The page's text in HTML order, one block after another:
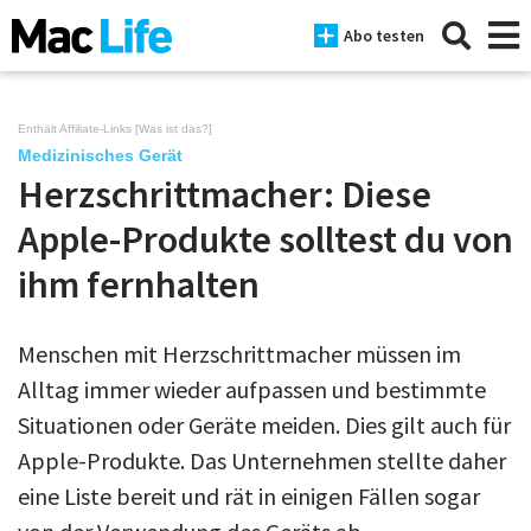
Abo testen
News
iPhone
Mac
iPad
Tests
Tipps
Magazine
Enthält Affiliate-Links [Was ist das?]
Medizinisches Gerät
Herzschrittmacher: Diese
Apple-Produkte solltest du von
ihm fernhalten
Menschen mit Herzschrittmacher müssen im
Alltag immer wieder aufpassen und bestimmte
Situationen oder Geräte meiden. Dies gilt auch für
Apple-Produkte. Das Unternehmen stellte daher
eine Liste bereit und rät in einigen Fällen sogar